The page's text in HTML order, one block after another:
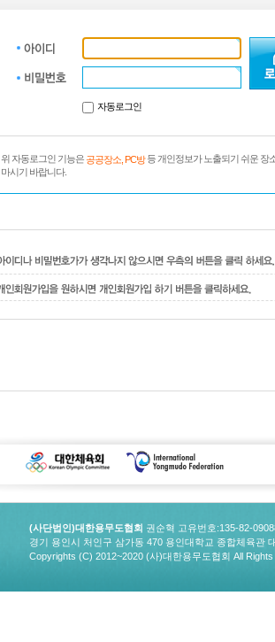
자동로그인
위 자동로그인 기능은공공장소, PC방등 개인정보가 노출되기 쉬운 장
마시기 바랍니다.
(사단법인)대한용무도협회 권순혁 고유번호:135-82-
경기 용인시 처인구 삼가동 470 용인대학교 종합체육관
Copyrights (C) 2012~2020 (사)대한용무도협회 All